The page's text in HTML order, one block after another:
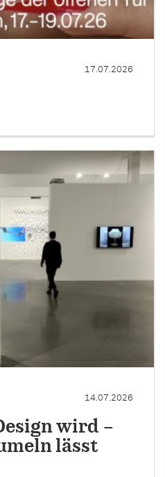
17.07.2026
14.07.2026
wird –
lässt